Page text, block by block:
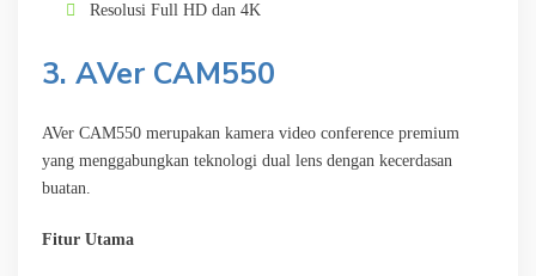
Resolusi Full HD dan 4K
3. AVer CAM550
AVer CAM550 merupakan kamera video conference premium
yang menggabungkan teknologi dual lens dengan kecerdasan
buatan.
Fitur Utama